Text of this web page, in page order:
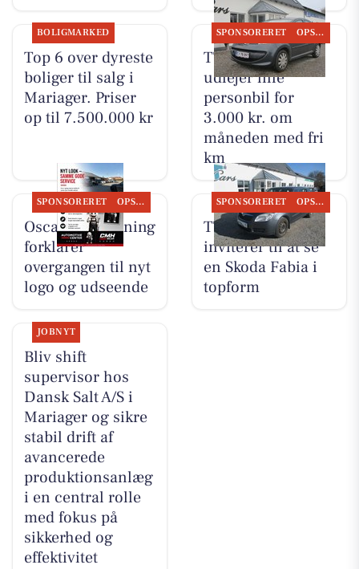
BOLIGMARKED
Top 6 over dyreste
boliger til salg i
Mariager. Priser
op til 7.500.000 kr
SPONSORERET OPSLAGSTAVLEN
TT CARS ApS
udlejer lille
personbil for
3.000 kr. om
måneden med fri
km
SPONSORERET OPSLAGSTAVLEN
Oscar Biludlejning
forklarer
overgangen til nyt
logo og udseende
SPONSORERET OPSLAGSTAVLEN
TT CARS ApS
inviterer til at se
en Skoda Fabia i
topform
JOBNYT
Bliv shift
supervisor hos
Dansk Salt A/S i
Mariager og sikre
stabil drift af
avancerede
produktionsanlæg
i en central rolle
med fokus på
sikkerhed og
effektivitet